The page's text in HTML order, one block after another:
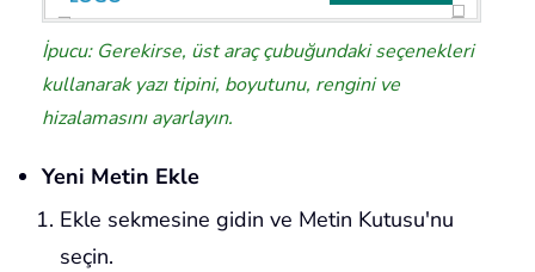
İpucu: Gerekirse, üst araç çubuğundaki seçenekleri
kullanarak yazı tipini, boyutunu, rengini ve
hizalamasını ayarlayın.
Yeni Metin Ekle
Ekle sekmesine gidin ve Metin Kutusu'nu
seçin.